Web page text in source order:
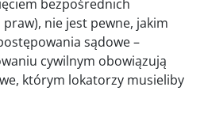
bezpośrednich
nie jest pewne, jakim
sądowe –
cywilnym obowiązują
którym lokatorzy musieliby